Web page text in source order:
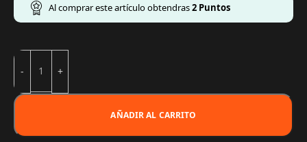
Al comprar este artículo obtendras2 Puntos
AÑADIR AL CARRITO